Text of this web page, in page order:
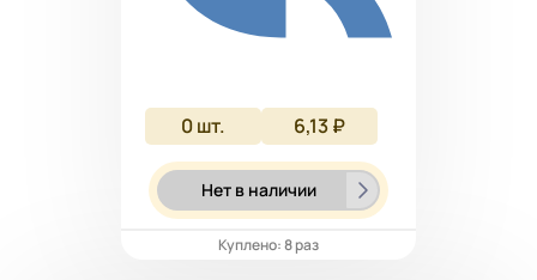
0шт. 6,13 ₽
Нет в наличии
Куплено: 8 раз